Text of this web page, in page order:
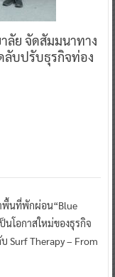
ลัย จัดสัมมนาทาง
ลับปรับธุรกิจท่อง
พื้นที่พักผ่อน“Blue
นโอกาสใหม่ของธุรกิจ
Surf Therapy – From